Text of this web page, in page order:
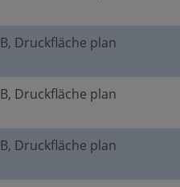
B, Druckfläche plan
B, Druckfläche plan
B, Druckfläche plan